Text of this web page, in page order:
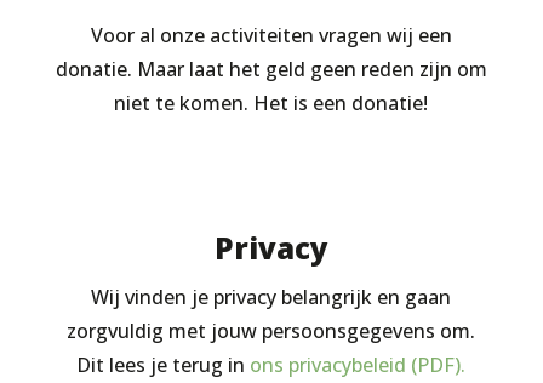
Voor al onze activiteiten vragen wij een
donatie. Maar laat het geld geen reden zijn om
niet te komen. Het is een donatie!
Privacy
Wij vinden je privacy belangrijk en gaan
zorgvuldig met jouw persoonsgegevens om.
Dit lees je terug in ons privacybeleid (PDF).